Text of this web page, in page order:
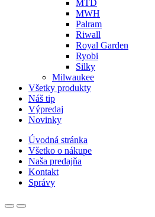
MTD
MWH
Palram
Riwall
Royal Garden
Ryobi
Silky
Milwaukee
Všetky produkty
Náš tip
Výpredaj
Novinky
Úvodná stránka
Všetko o nákupe
Naša predajňa
Kontakt
Správy